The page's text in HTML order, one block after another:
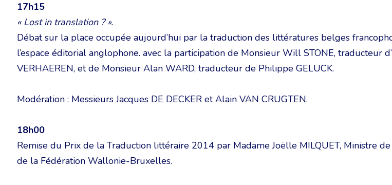
17h15
« Lost in translation ? ».
Débat sur la place occupée aujourd’hui par la traduction des littératures belges
l’espace éditorial anglophone. avec la participation de Monsieur Will STONE, traducteur
VERHAEREN, et de Monsieur Alan WARD, traducteur de Philippe GELUCK.
Modération : Messieurs Jacques DE DECKER et Alain VAN CRUGTEN.
18h00
Remise du Prix de la Traduction littéraire 2014 par Madame Joëlle MILQUET, Ministre
de la Fédération Wallonie-Bruxelles.